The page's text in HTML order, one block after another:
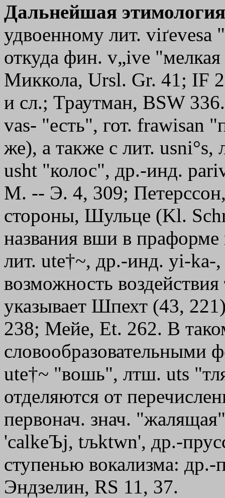
Дальнейшая
удвоенному лит.
откуда фин. v„ive
Миккола, Ursl. Gr. 41; IF
и сл.; Траутман, BSW
vas- "есть", гот. frawisan
же), а также с лит.
usht "колос", др.-инд.
М. -- Э. 4, 309;
стороны, Шульце (Kl.
названия вши в
лит. ute†~, др.-инд. yі-
возможность
указывает Шпехт (43,
238; Мейе, Et. 262. В
словообразовательными
ute†~ "вошь", лтш. uts
отделяются от
первонач. знач.
'calkeЪj, tљktwn', др.-
ступенью вокализма:
Эндзелин, RS 11, 37.